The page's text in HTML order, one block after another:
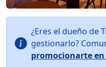
¿Eres el dueño de
gestionarlo?
promocionarte